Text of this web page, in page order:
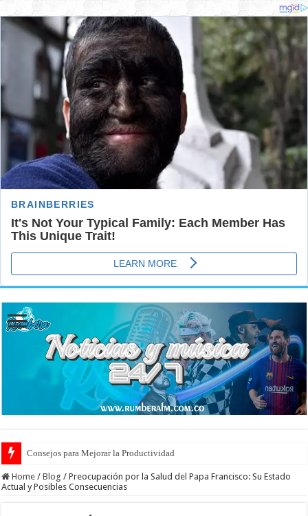
Cuidado de Escaras en la Piel: Prevención y Tratamiento Eficaz
Home / Blog / Preocupación por la Salud del Papa Francisco: Su Estado
Actual y Posibles Consecuencias